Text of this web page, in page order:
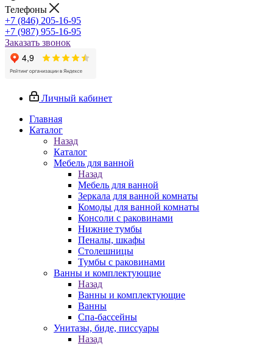
Телефоны
+7 (846) 205-16-95
+7 (987) 955-16-95
Заказать звонок
Личный кабинет
Главная
Каталог
Назад
Каталог
Мебель для ванной
Назад
Мебель для ванной
Зеркала для ванной комнаты
Комоды для ванной комнаты
Консоли с раковинами
Нижние тумбы
Пеналы, шкафы
Столешницы
Тумбы с раковинами
Ванны и комплектующие
Назад
Ванны и комплектующие
Ванны
Спа-бассейны
Унитазы, биде, писсуары
Назад